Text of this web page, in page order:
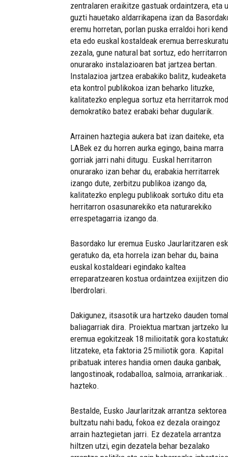
zentralaren eraikitze gastuak ordaintzera, eta
guzti hauetako aldarrikapena izan da
eremu horretan, porlan puska erraldoi hori
eta edo euskal kostaldeak eremua berreskuratu
zezala, gune natural bat sortuz, edo herritarron
onurarako instalazioaren bat jartzea bertan.
Instalazioa jartzea erabakiko balitz, kudeaketa
eta kontrol publikokoa izan beharko lituzke,
kalitatezko enplegua sortuz eta herritarrok
demokratiko batez erabaki behar dugularik.
Arrainen haztegia aukera bat izan daiteke, eta
LABek ez du horren aurka egingo, baina marra
gorriak jarri nahi ditugu. Euskal herritarron
onurarako izan behar du, erabakia herritarrek
izango dute, zerbitzu publikoa izango da,
kalitatezko enplegu publikoak sortuko ditu eta
herritarron osasunarekiko eta naturarekiko
errespetagarria izango da.
Basordako lur eremua Eusko Jaurlaritzaren
geratuko da, eta horrela izan behar du, baina
euskal kostaldeari egindako kaltea
erreparatzearen kostua ordaintzea exijitzen
Iberdrolari.
Dakigunez, itsasotik ura hartzeko dauden
baliagarriak dira. Proiektua martxan jartzeko
eremua egokitzeak 18 milioitatik gora
litzateke, eta faktoria 25 miliotik gora. Kapital
pribatuak interes handia omen dauka ganbak,
langostinoak, rodaballoa, salmoia, arrankariak..
hazteko.
Bestalde, Eusko Jaurlaritzak arrantza sektorea
bultzatu nahi badu, fokoa ez dezala oraingoz
arrain haztegietan jarri. Ez dezatela arrantza
hiltzen utzi, egin dezatela behar bezalako